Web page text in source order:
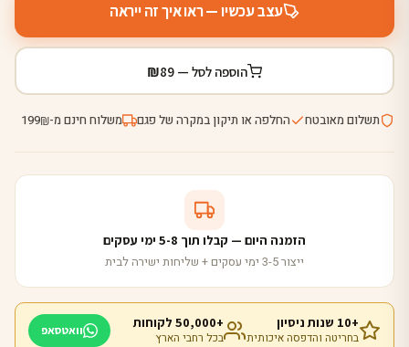
עצב עכשיו — ראו איך זה ייראה
הוספה לסל — ₪89
תשלום מאובטח החלפה או תיקון במקרה של פגם משלוח חינם מ-₪
199
הזמנה היום — קבלו תוך 5-8 ימי עסקים
ייצור 3-5 ימי עסקים + שליחות ישירה לבית
+10 שנות ניסיון
בחריטה והדפסה איכותית
+50,000 לקוחות
בכל רחבי הארץ
וואטסאפ